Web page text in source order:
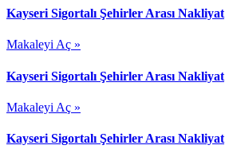
Kayseri Sigortalı Şehirler Arası Nakliyat
Makaleyi Aç »
Kayseri Sigortalı Şehirler Arası Nakliyat
Makaleyi Aç »
Kayseri Sigortalı Şehirler Arası Nakliyat